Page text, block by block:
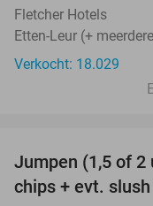
Fletcher Hotels
Etten-Leur (+
Verkocht: 18.029
Jumpen (1,5 of 2
chips + evt. slush